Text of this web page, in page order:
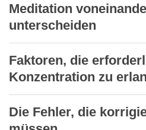
Meditation
unterscheiden
Faktoren, die
Konzentration zu
Die Fehler, die